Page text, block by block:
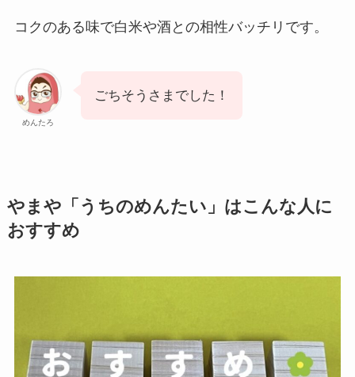
コクのある味で白米や酒との相性バッチリです。
めんたろ
ごちそうさまでした！
やまや「うちのめんたい」はこんな人に
おすすめ